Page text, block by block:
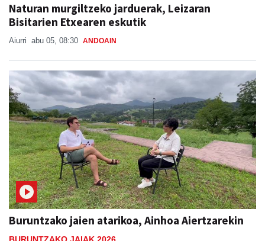
Naturan murgiltzeko jarduerak, Leizaran
Bisitarien Etxearen eskutik
Aiurri abu 05, 08:30 ANDOAIN
Buruntzako jaien atarikoa, Ainhoa Aiertzarekin